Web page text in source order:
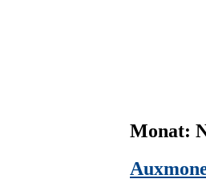
Monat: